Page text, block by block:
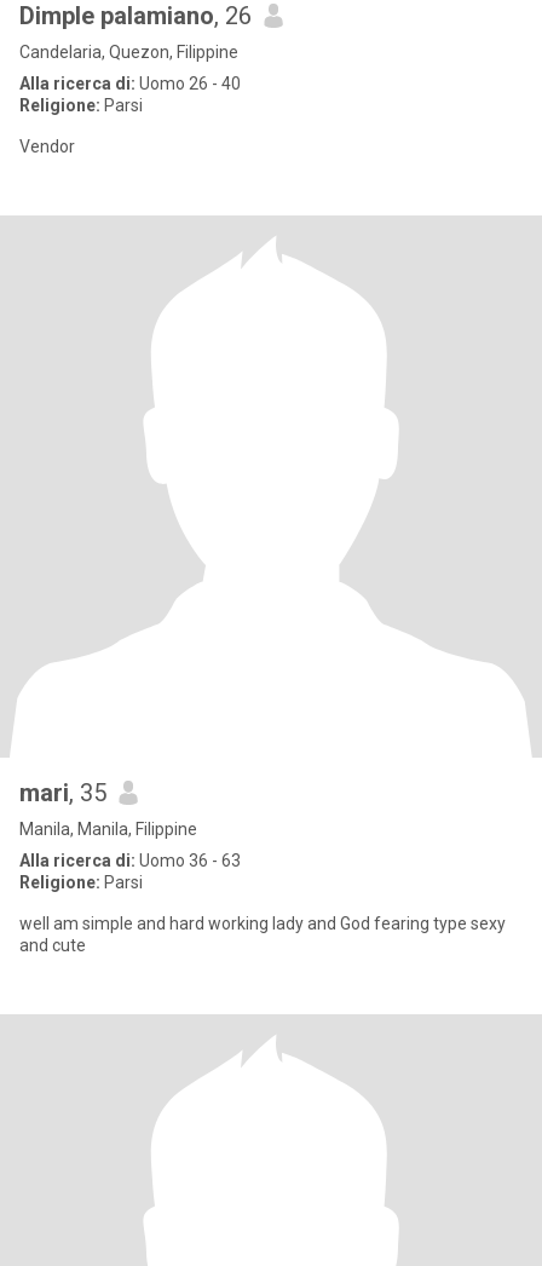
Dimple palamiano, 26
Candelaria, Quezon, Filippine
Alla ricerca di: Uomo 26 - 40
Religione: Parsi
Vendor
mari, 35
Manila, Manila, Filippine
Alla ricerca di: Uomo 36 - 63
Religione: Parsi
well am simple and hard working lady and God fearing type sexy
and cute